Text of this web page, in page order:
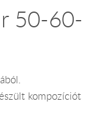
50-60-
kompozíciót